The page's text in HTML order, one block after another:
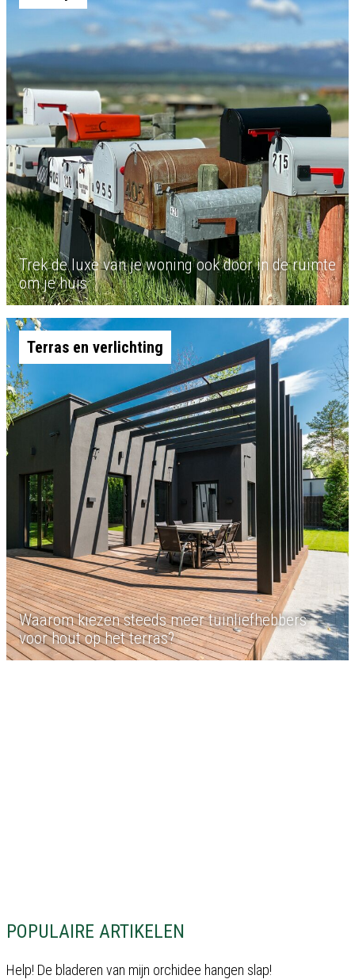
POPULAIRE ARTIKELEN
Help! De bladeren van mijn orchidee hangen slap!
Trek de luxe van je woning ook door in de ruimte
om je huis
Terras en verlichting
Waarom kiezen steeds meer tuinliefhebbers
voor hout op het terras?